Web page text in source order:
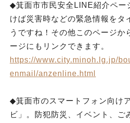
◆箕面市市民安全LINE紹介ペー
けば災害時などの緊急情報をタ
うですね！その他このページか
ージにもリンクできます。
https://www.city.minoh.lg.jp/
enmail/anzenline.html
◆箕面市のスマートフォン向け
ビ」。防犯防災、イベント、ご